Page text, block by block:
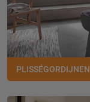
PLISSÉGORDIJNEN